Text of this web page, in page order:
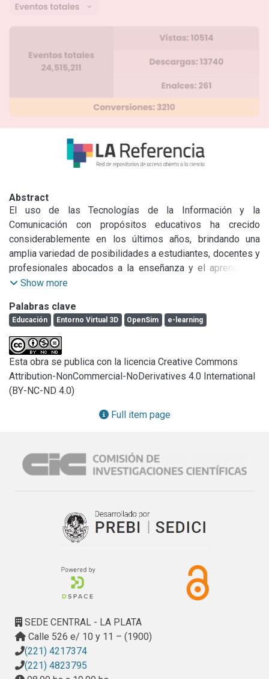
Abstract
El uso de las Tecnologías de la Información y la
Comunicación con propósitos educativos ha crecido
considerablemente en los últimos años, brindando una
amplia variedad de posibilidades a estudiantes, docentes y
profesionales abocados a la enseñanza y el aprendizaje.
Entre las herramientas disponibles se destacan los
herramienta innovadora con la capacidad de potenciar y
enriquecer las propuestas educativas.
El objetivo de este trabajo consiste en el estudio,
investigación, diseño e implementación de un Entorno
Virtual 3D aplicado al ámbito de la Universidad,
aprovechando todas las ventajas que proporciona esta
tecnología con el fin de crear un ambiente virtual provisto
de diversos objetos de aprendizaje, y recreando aulas y
Show more
Palabras clave
Educación Entorno Virtual 3D OpenSim e-learning
Esta obra se publica con la licencia Creative Commons
Attribution-NonCommercial-NoDerivatives 4.0 International
(BY-NC-ND 4.0)
Full item page
SEDE CENTRAL - LA PLATA
Calle 526 e/ 10 y 11 – (1900)
(221) 4217374
(221) 4823795